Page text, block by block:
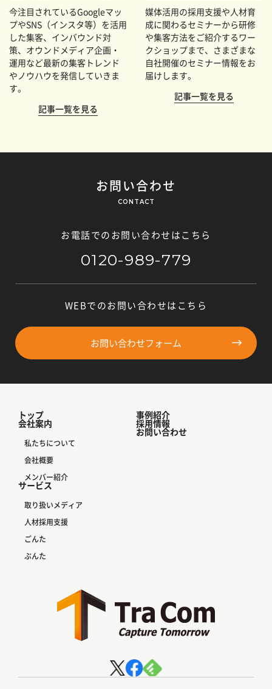
今注目されているGoogleマッ
プやSNS（インスタ等）を活用
した集客、インバウンド対
策、オウンドメディア企画・
運用など最新の集客トレンド
やノウハウを発信していきま
す。
記事一覧を見る
媒体活用の採用支援や人材育
成に関わるセミナーから研修
や集客方法をご紹介するワー
クショップまで、さまざまな
自社開催のセミナー情報をお
届けします。
記事一覧を見る
お問い合わせ
CONTACT
お電話でのお問い合わせはこちら
0120-989-779
WEBでのお問い合わせはこちら
お問い合わせフォーム
トップ
会社案内
私たちについて
会社概要
メンバー紹介
サービス
取り扱いメディア
人材採用支援
ごんた
ぶんた
事例紹介
採用情報
お問い合わせ